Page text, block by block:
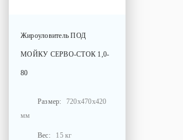
ЖироуловительПОД
МОЙКУ СЕРВО-СТОК 1,0-
80
Размер:
720x470x420
мм
Вес: 15 кг